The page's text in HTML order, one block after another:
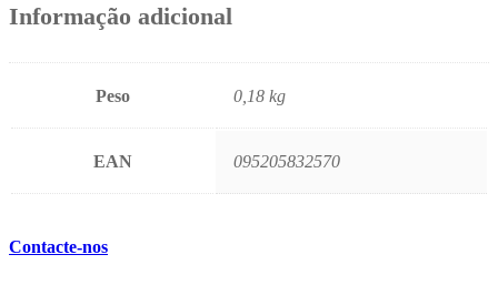
Informação adicional
Peso 0,18 kg
EAN 095205832570
Contacte-nos